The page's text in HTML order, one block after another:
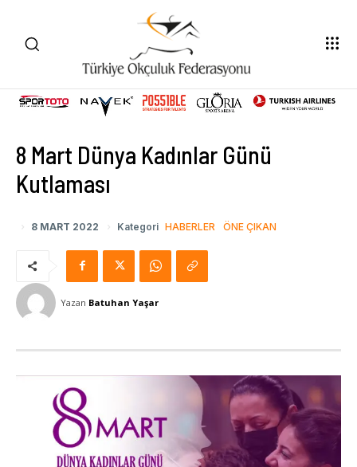
8 Mart Dünya Kadınlar Günü
Kutlaması
8 MART 2022 Kategori HABERLER ÖNE ÇIKAN
Yazan Batuhan Yaşar